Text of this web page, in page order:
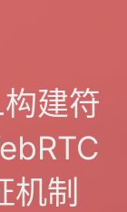
建符
机制